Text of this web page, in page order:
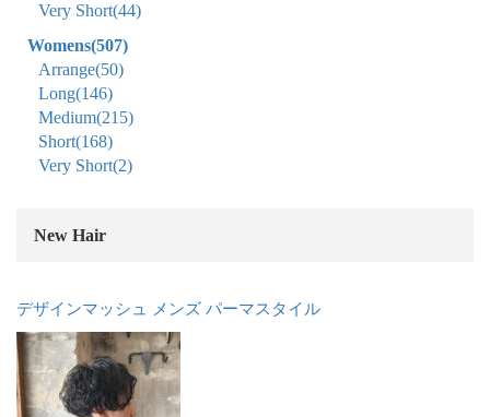
Very Short(44)
Womens(507)
Arrange(50)
Long(146)
Medium(215)
Short(168)
Very Short(2)
New Hair
デザインマッシュ メンズ パーマスタイル